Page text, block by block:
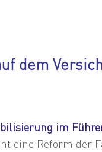
dem
im
eine Reform der